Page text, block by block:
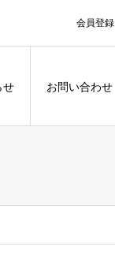
会員登録
せ お問い合わせ